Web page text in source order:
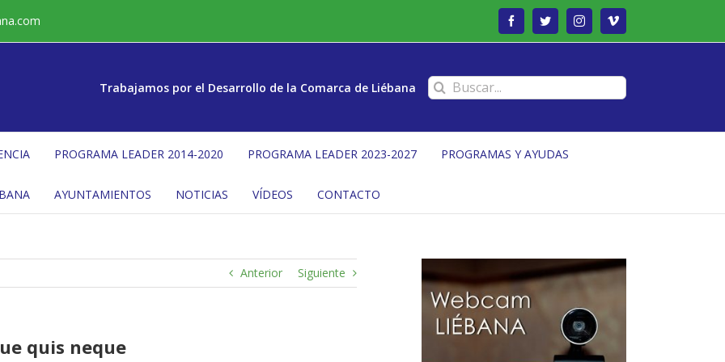
FacebookTwitterInstagramVimeo
Trabajamos por el Desarrollo de la Comarca de Liébana Buscar:
PROGRAMA LEADER 2014-2020 PROGRAMA LEADER 2023-2027 PROGRAMAS Y AYUDAS
AYUNTAMIENTOS NOTICIAS VÍDEOS CONTACTO
Anterior Siguiente
quis neque